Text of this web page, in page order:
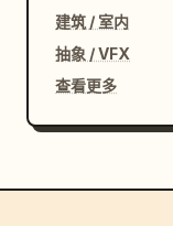
建筑 / 室内
抽象 / VFX
查看更多